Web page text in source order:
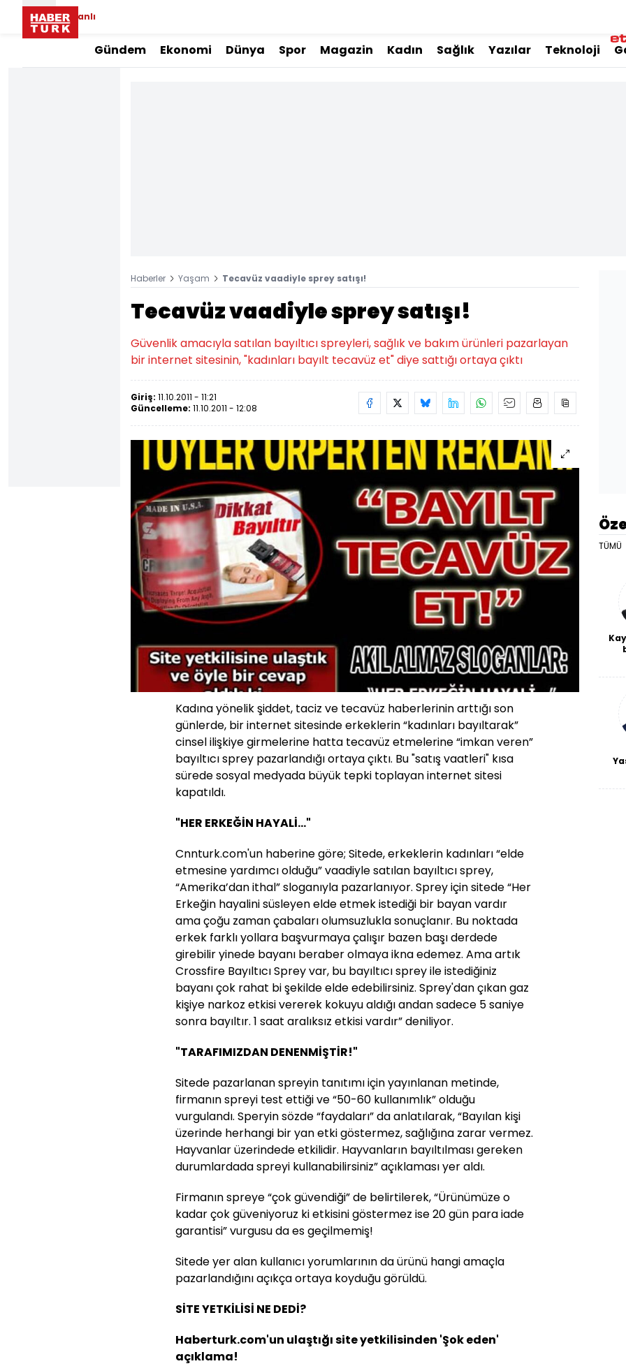
Canlı
Gündem Ekonomi Dünya Spor Magazin Kadın Sağlık Yazılar Teknoloji
Haberler Yaşam Tecavüz vaadiyle sprey satışı!
Tecavüz vaadiyle sprey satışı!
Güvenlik amacıyla satılan bayıltıcı spreyleri, sağlık ve bakım ürünleri pazarlayan
bir internet sitesinin, "kadınları bayılt tecavüz et" diye sattığı ortaya çıktı
Giriş: 11.10.2011 - 11:21
Güncelleme: 11.10.2011 - 12:08
Kadına yönelik şiddet, taciz ve tecavüz haberlerinin arttığı son
günlerde, bir internet sitesinde erkeklerin “kadınları bayıltarak”
cinsel ilişkiye girmelerine hatta tecavüz etmelerine “imkan veren”
bayıltıcı sprey pazarlandığı ortaya çıktı. Bu "satış vaatleri" kısa
sürede sosyal medyada büyük tepki toplayan internet sitesi
kapatıldı.
"HER ERKEĞİN HAYALİ..."
Cnnturk.com'un haberine göre; Sitede, erkeklerin kadınları “elde
etmesine yardımcı olduğu” vaadiyle satılan bayıltıcı sprey,
“Amerika’dan ithal” sloganıyla pazarlanıyor. Sprey için sitede “Her
Erkeğin hayalini süsleyen elde etmek istediği bir bayan vardır
ama çoğu zaman çabaları olumsuzlukla sonuçlanır. Bu noktada
erkek farklı yollara başvurmaya çalışır bazen başı derdede
girebilir yinede bayanı beraber olmaya ikna edemez. Ama artık
Crossfire Bayıltıcı Sprey var, bu bayıltıcı sprey ile istediğiniz
bayanı çok rahat bi şekilde elde edebilirsiniz. Sprey'dan çıkan gaz
kişiye narkoz etkisi vererek kokuyu aldığı andan sadece 5 saniye
sonra bayıltır. 1 saat aralıksız etkisi vardır” deniliyor.
"TARAFIMIZDAN DENENMİŞTİR!"
Sitede pazarlanan spreyin tanıtımı için yayınlanan metinde,
firmanın spreyi test ettiği ve “50-60 kullanımlık” olduğu
vurgulandı. Speryin sözde “faydaları” da anlatılarak, “Bayılan kişi
üzerinde herhangi bir yan etki göstermez, sağlığına zarar vermez.
Hayvanlar üzerindede etkilidir. Hayvanların bayıltılması gereken
durumlardada spreyi kullanabilirsiniz” açıklaması yer aldı.
Firmanın spreye “çok güvendiği” de belirtilerek, “Ürünümüze o
kadar çok güveniyoruz ki etkisini göstermez ise 20 gün para iade
garantisi” vurgusu da es geçilmemiş!
Sitede yer alan kullanıcı yorumlarının da ürünü hangi amaçla
pazarlandığını açıkça ortaya koyduğu görüldü.
SİTE YETKİLİSİ NE DEDİ?
Haberturk.com'un ulaştığı site yetkilisinden 'Şok eden'
açıklama!
TÜMÜ